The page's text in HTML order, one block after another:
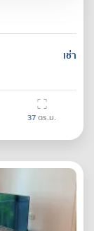
เช่า
37ตร.ม.